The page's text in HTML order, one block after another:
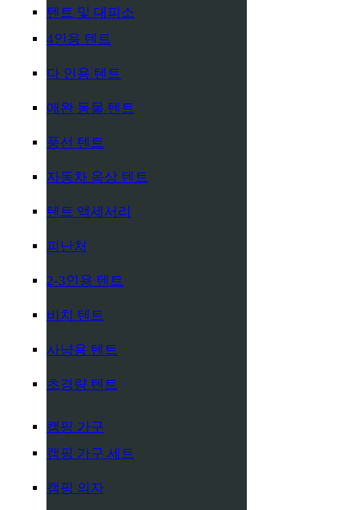
텐트 및 대피소
4인용 텐트
다 인용 텐트
애완 동물 텐트
풍선 텐트
자동차 옥상 텐트
텐트 액세서리
피난처
2-3인용 텐트
비치 텐트
사냥용 텐트
초경량 텐트
캠핑 가구
캠핑 가구 세트
캠핑 의자